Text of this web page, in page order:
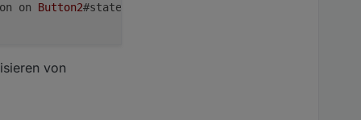
on Button2#state
von